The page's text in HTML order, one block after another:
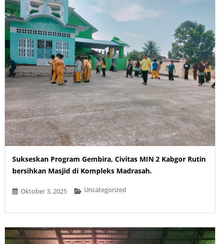
Sukseskan Program Gembira, Civitas MIN 2 Kabgor Rutin
bersihkan Masjid di Kompleks Madrasah.
Oktober 3, 2025 Uncategorized